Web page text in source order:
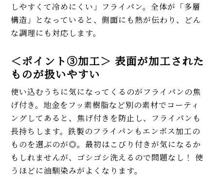
しやすくて冷めにくい」フライパン。全体が「多層
構造」となっていると、側面にも熱が伝わり、どん
な調理にも対応します。
＜ポイント③加工＞ 表面が加工された
ものが扱いやすい
使い込むうちに気になってくるのがフライパンの焦
げ付き。地金をフッ素樹脂など別の素材でコーティ
ングしてあると、焦げ付きを防止し、フライパンも
長持ちします。鉄製のフライパンもエンボス加工の
ものを選ぶのが◎。最初はこびり付きが気になるか
もしれませんが、ゴシゴシ洗えるので問題なし！ 使
うほどに油馴染みがよくなります。